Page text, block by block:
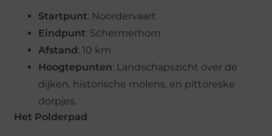
Startpunt: Noordervaart
Eindpunt: Schermerhorn
Afstand : 10 km
Hoogtepunten: Landschapszicht over de
dijken, historische molens, en pittoreske
dorpjes.
Het Polderpad